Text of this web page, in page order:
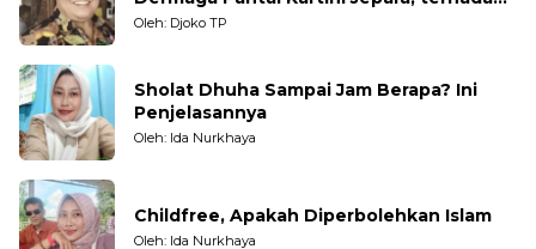
Nelayan Tradisional
Oleh: Djoko TP
Sholat Dhuha Sampai Jam Berapa? Ini
Penjelasannya
Oleh: Ida Nurkhaya
Childfree, Apakah Diperbolehkan Islam
Oleh: Ida Nurkhaya